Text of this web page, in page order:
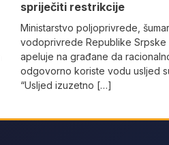
spriječiti restrikcije
Ministarstvo poljoprivrede,
vodoprivrede Republike Srpske
apeluje na građane da
odgovorno koriste vodu usljed
“Usljed izuzetno […]